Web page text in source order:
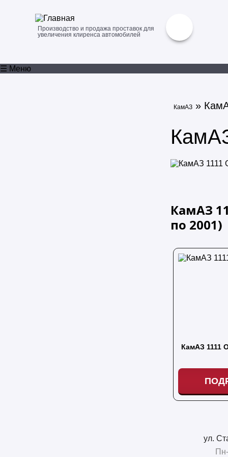
Производство и продажа проставок для
увеличения клиренса автомобилей
☰ Меню
КамАЗ »
КамАЗ
по 2001)
КамАЗ 1111
ул.